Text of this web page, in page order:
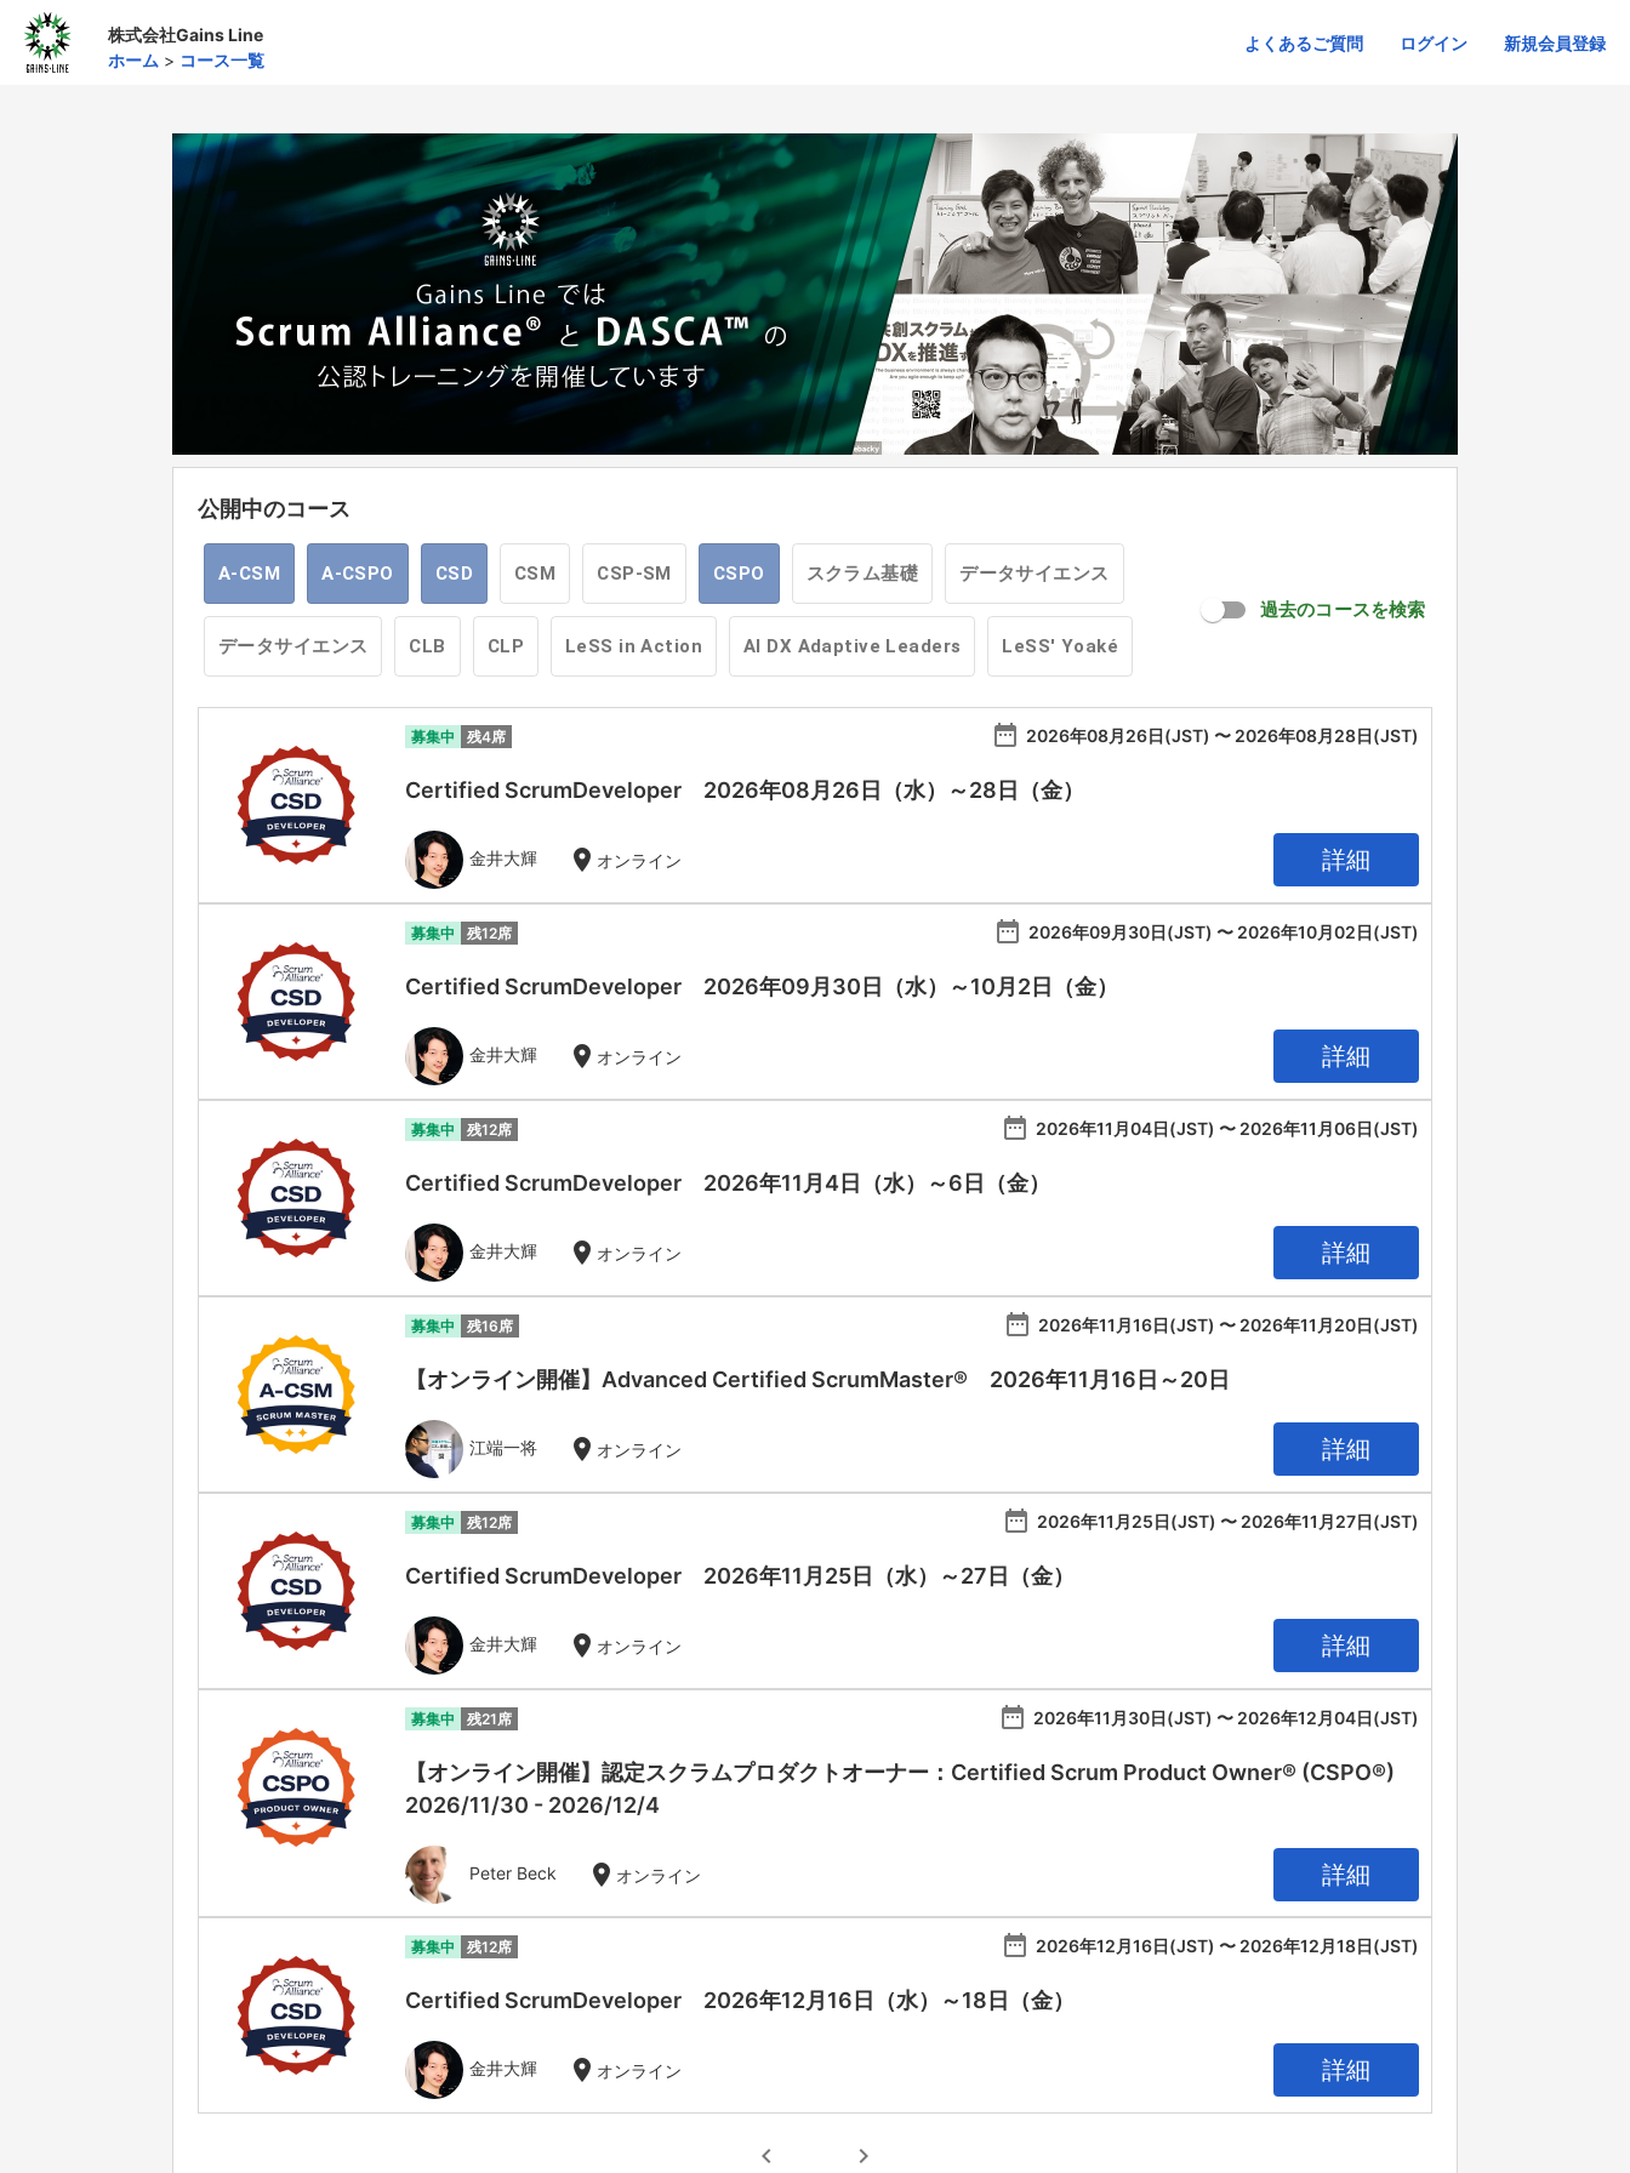
株式会社Gains Line
ホーム > コース一覧
よくあるご質問 ログイン 新規会員登録
公開中のコース
A-CSM A-CSPO CSD CSM CSP-SM CSPO スクラム基礎 データサイエンス
データサイエンス CLB CLP LeSS in Action AI DX Adaptive Leaders LeSS' Yoaké
過去のコースを検索
募集中 残4席 date_range 2026年08月26日(JST) 〜 2026年08月28日(JST)
Certified ScrumDeveloper 2026年08月26日（水）～28日（金）
金井大輝 location_on オンライン 詳細
募集中 残12席 date_range 2026年09月30日(JST) 〜 2026年10月02日(JST)
Certified ScrumDeveloper 2026年09月30日（水）～10月2日（金）
金井大輝 location_on オンライン 詳細
募集中 残12席 date_range 2026年11月04日(JST) 〜 2026年11月06日(JST)
Certified ScrumDeveloper 2026年11月4日（水）～6日（金）
金井大輝 location_on オンライン 詳細
募集中 残16席 date_range 2026年11月16日(JST) 〜 2026年11月20日(JST)
【オンライン開催】Advanced Certified ScrumMaster® 2026年11月16日～20日
江端一将 location_on オンライン 詳細
募集中 残12席 date_range 2026年11月25日(JST) 〜 2026年11月27日(JST)
Certified ScrumDeveloper 2026年11月25日（水）～27日（金）
金井大輝 location_on オンライン 詳細
募集中 残21席 date_range 2026年11月30日(JST) 〜 2026年12月04日(JST)
【オンライン開催】認定スクラムプロダクトオーナー：Certified Scrum Product Owner® (CSPO®)
2026/11/30 - 2026/12/4
Peter Beck location_on オンライン 詳細
募集中 残12席 date_range 2026年12月16日(JST) 〜 2026年12月18日(JST)
Certified ScrumDeveloper 2026年12月16日（水）～18日（金）
金井大輝 location_on オンライン 詳細
chevron_left chevron_right